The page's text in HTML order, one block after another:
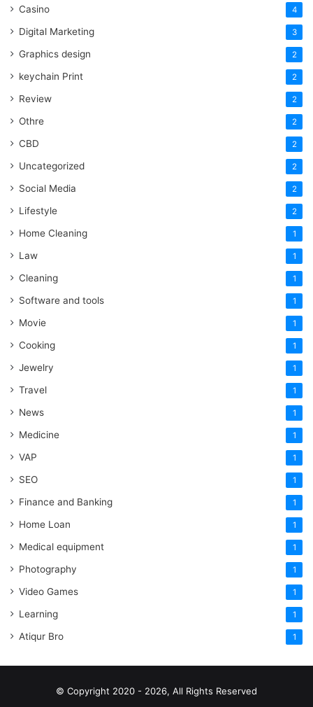
Casino 4
Digital Marketing 3
Graphics design 2
keychain Print 2
Review 2
Othre 2
CBD 2
Uncategorized 2
Social Media 2
Lifestyle 2
Home Cleaning 1
Law 1
Cleaning 1
Software and tools 1
Movie 1
Cooking 1
Jewelry 1
Travel 1
News 1
Medicine 1
VAP 1
SEO 1
Finance and Banking 1
Home Loan 1
Medical equipment 1
Photography 1
Video Games 1
Learning 1
Atiqur Bro 1
© Copyright 2020 - 2026, All Rights Reserved